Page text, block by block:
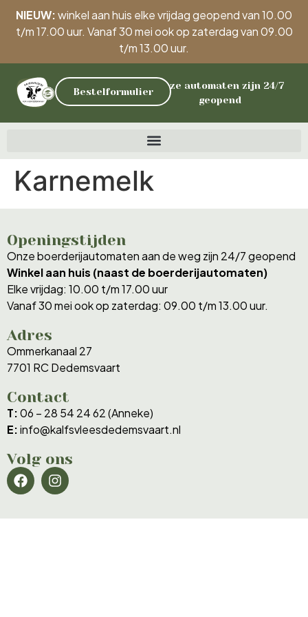
NIEUW:winkel aan huis elke vrijdag geopend van 10.00
t/m 17.00 uur. Vanaf 30 mei ook op zaterdag van 09.00
t/m 13.00 uur.
Onze automaten zijn 24/7
geopend
Bestelformulier
Karnemelk
Openingstijden
Onze boerderijautomaten aan de weg zijn 24/7 geopend
Winkel aan huis (naast de boerderijautomaten)
Elke vrijdag: 10.00 t/m 17.00 uur
Vanaf 30 mei ook op zaterdag: 09.00 t/m 13.00 uur.
Adres
Ommerkanaal 27
7701 RC Dedemsvaart
Contact
T:06 – 28 54 24 62 (Anneke)
E:info@kalfsvleesdedemsvaart.nl
Volg ons